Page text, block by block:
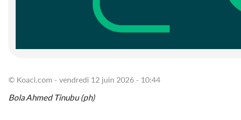
© Koaci.com - vendredi 12 juin 2026 - 10:44
Bola Ahmed Tinubu (ph)